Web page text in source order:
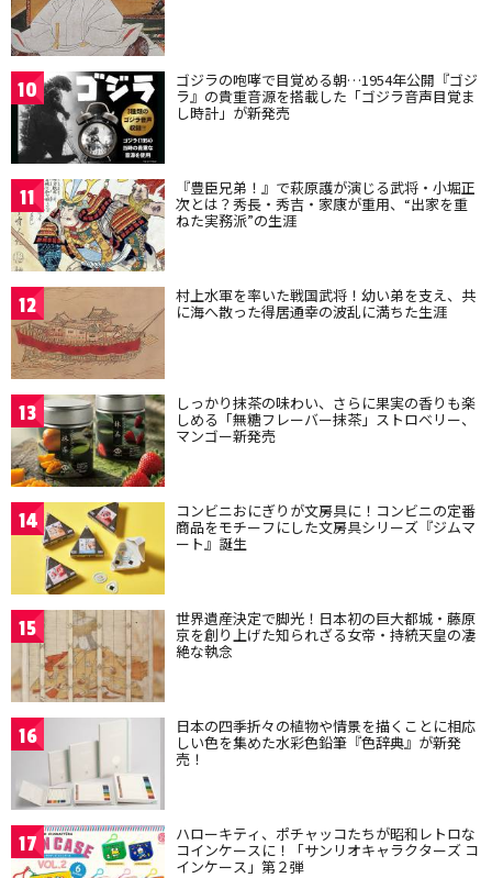
10 ゴジラの咆哮で目覚める朝…1954年公開『ゴジ
ラ』の貴重音源を搭載した「ゴジラ音声目覚ま
し時計」が新発売
11 『豊臣兄弟！』で萩原護が演じる武将・小堀正
次とは？秀長・秀吉・家康が重用、“出家を重
ねた実務派”の生涯
12 村上水軍を率いた戦国武将！幼い弟を支え、共
に海へ散った得居通幸の波乱に満ちた生涯
13 しっかり抹茶の味わい、さらに果実の香りも楽
しめる「無糖フレーバー抹茶」ストロベリー、
マンゴー新発売
14 コンビニおにぎりが文房具に！コンビニの定番
商品をモチーフにした文房具シリーズ『ジムマ
ート』誕生
15 世界遺産決定で脚光！日本初の巨大都城・藤原
京を創り上げた知られざる女帝・持統天皇の凄
絶な執念
16 日本の四季折々の植物や情景を描くことに相応
しい色を集めた水彩色鉛筆『色辞典』が新発
売！
17 ハローキティ、ポチャッコたちが昭和レトロな
コインケースに！「サンリオキャラクターズ コ
インケース」第２弾